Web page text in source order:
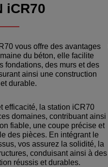
iCR70
vous offre des avantages
du béton, elle facilite
fondations, des murs et des
ainsi une construction
durable.
efficacité, la station iCR70
domaines, contribuant ainsi
fiable, une coupe précise et
des pièces. En intégrant le
vos assurez la solidité, la
conduisant ainsi à des
réussis et durables.